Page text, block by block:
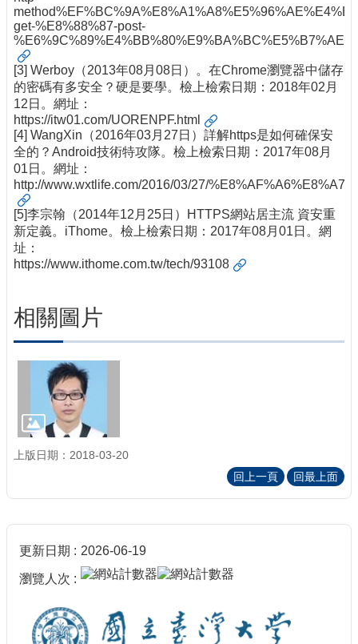
get-%E8%88%87-post-
[3] Werboy（2013年08月08日）。在Chrome瀏覽器中儲存
的密碼有多安全？硬是要學。檢上檢索日期：2018年02月
12日。網址：
https://itw01.com/UORENPF.html
[4] WangXin（2016年03月27日）詳解https是如何確保安
全的？Android技術特攻隊。檢上檢索日期：2017年08月
01日。網址：
http://www.wxtlife.com/2016/03/27/
[5]李宗翰（2014年12月25日）HTTPS網站居主流 資安重
新定義。iThome。檢上檢索日期：2017年08月01日。網
址：
https://www.ithome.com.tw/tech/93108
相關圖片
上版日期：2018-03-20
回上一頁
回最上面
更新日期 2026-06-19
瀏覽人次